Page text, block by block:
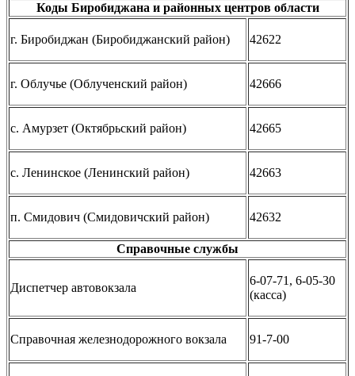
Коды Биробиджана и районных центров области
г. Биробиджан (Биробиджанский район) 42622
г. Облучье (Облученский район) 42666
с. Амурзет (Октябрьский район) 42665
с. Ленинское (Ленинский район) 42663
п. Смидович (Смидовичский район) 42632
Справочные службы
Диспетчер автовокзала
6-07-71, 6-05-30
(касса)
Справочная железнодорожного вокзала 91-7-00